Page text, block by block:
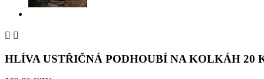
 
HLÍVA USTŘIČNÁ PODHOUBÍ NA KOLKÁH 20